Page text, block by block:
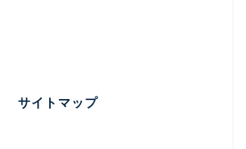
サイトマップ